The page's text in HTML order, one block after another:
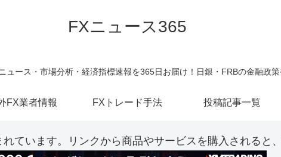
FXニュース365
ース・市場分析・経済指標速報を365日お届け！日銀・FRBの金融政
FX業者情報 FXトレード手法 投稿記事一覧
ています。リンクから商品やサービスを購入されると